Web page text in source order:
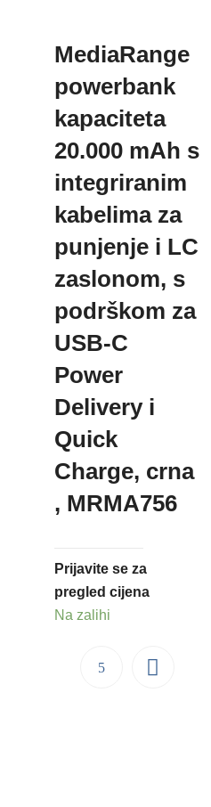
MediaRange
powerbank
kapaciteta
20.000 mAh s
integriranim
kabelima za
punjenje i LC
zaslonom, s
podrškom za
USB-C
Power
Delivery i
Quick
Charge, crna
, MRMA756
Prijavite se za
pregled cijena
Na zalihi